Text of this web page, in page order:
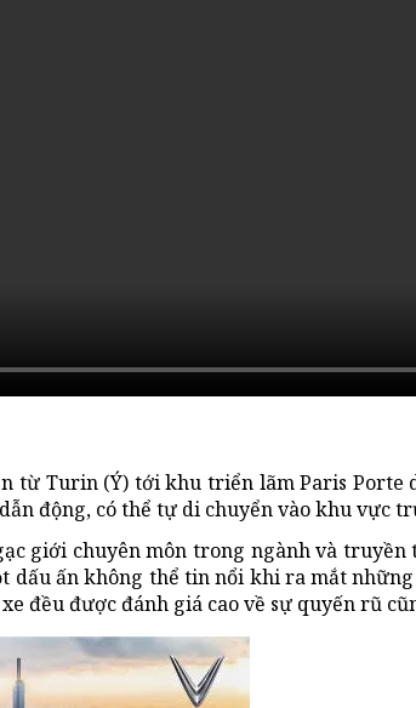
từ Turin (Ý) tới khu triển lãm Paris
động, có thể tự di chuyển vào khu vực
giới chuyên môn trong ngành và
ấn không thể tin nổi khi ra mắt
đều được đánh giá cao về sự quyến rũ